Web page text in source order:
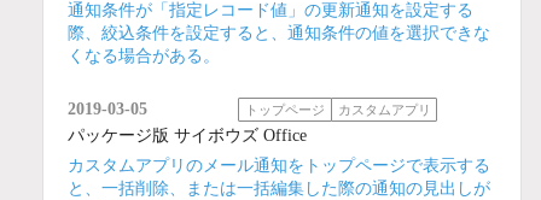
通知条件が「指定レコード値」の更新通知を設定する
際、絞込条件を設定すると、通知条件の値を選択できな
くなる場合がある。
2019-03-05 トップページ カスタムアプリ
パッケージ版 サイボウズ Office
カスタムアプリのメール通知をトップページで表示する
と、一括削除、または一括編集した際の通知の見出しが